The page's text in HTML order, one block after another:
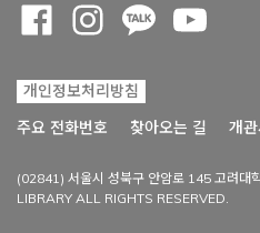
개인정보처리방침
주요 전화번호
찾아오는 길 개
(02841) 서울시 성북구 안암로 145 고려
LIBRARY ALL RIGHTS RESERVED.
Opens a new window
Opens a new
Opens a